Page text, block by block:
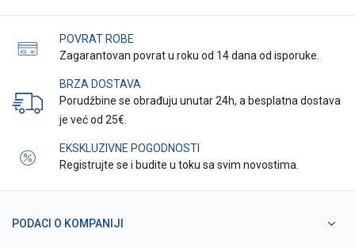
POVRAT ROBE
Zagarantovan povrat u roku od 14 dana od isporuke.
BRZA DOSTAVA
Porudžbine se obrađuju unutar 24h, a besplatna dostava
je već od 25€.
EKSKLUZIVNE POGODNOSTI
Registrujte se i budite u toku sa svim novostima.
PODACI O KOMPANIJI